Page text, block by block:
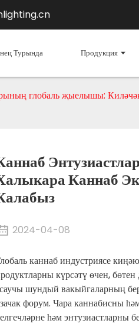
Турында Продукция
глобаль җыелышы:
Каннаб
2024-04-08
каннаб индустриясе
күрсәтү өчен,
шундый вакыйгаларның
форум. Чара каннабисны
һәм энтузиастларны